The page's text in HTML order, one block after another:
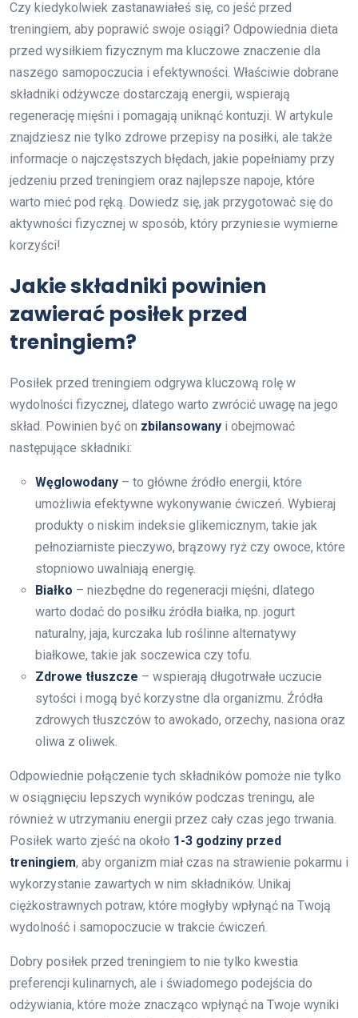
Czy kiedykolwiek zastanawiałeś się, co jeść przed
treningiem, aby poprawić swoje osiągi? Odpowiednia dieta
przed wysiłkiem fizycznym ma kluczowe znaczenie dla
naszego samopoczucia i efektywności. Właściwie dobrane
składniki odżywcze dostarczają energii, wspierają
regenerację mięśni i pomagają uniknąć kontuzji. W artykule
znajdziesz nie tylko zdrowe przepisy na posiłki, ale także
informacje o najczęstszych błędach, jakie popełniamy przy
jedzeniu przed treningiem oraz najlepsze napoje, które
warto mieć pod ręką. Dowiedz się, jak przygotować się do
aktywności fizycznej w sposób, który przyniesie wymierne
korzyści!
Jakie składniki powinien
zawierać posiłek przed
treningiem?
Posiłek przed treningiem odgrywa kluczową rolę w
wydolności fizycznej, dlatego warto zwrócić uwagę na jego
skład. Powinien być on zbilansowany i obejmować
następujące składniki:
Węglowodany – to główne źródło energii, które
umożliwia efektywne wykonywanie ćwiczeń. Wybieraj
produkty o niskim indeksie glikemicznym, takie jak
pełnoziarniste pieczywo, brązowy ryż czy owoce, które
stopniowo uwalniają energię.
Białko – niezbędne do regeneracji mięśni, dlatego
warto dodać do posiłku źródła białka, np. jogurt
naturalny, jaja, kurczaka lub roślinne alternatywy
białkowe, takie jak soczewica czy tofu.
Zdrowe tłuszcze – wspierają długotrwałe uczucie
sytości i mogą być korzystne dla organizmu. Źródła
zdrowych tłuszczów to awokado, orzechy, nasiona oraz
oliwa z oliwek.
Odpowiednie połączenie tych składników pomoże nie tylko
w osiągnięciu lepszych wyników podczas treningu, ale
również w utrzymaniu energii przez cały czas jego trwania.
Posiłek warto zjeść na około 1-3 godziny przed
treningiem, aby organizm miał czas na strawienie pokarmu i
wykorzystanie zawartych w nim składników. Unikaj
ciężkostrawnych potraw, które mogłyby wpłynąć na Twoją
wydolność i samopoczucie w trakcie ćwiczeń.
Dobry posiłek przed treningiem to nie tylko kwestia
preferencji kulinarnych, ale i świadomego podejścia do
odżywiania, które może znacząco wpłynąć na Twoje wyniki